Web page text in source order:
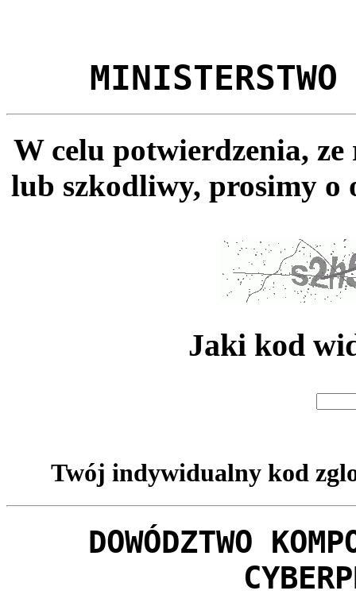
MINISTERSTWO
W celu potwierdzenia,
lub szkodliwy, prosimy o
Jaki kod
Twój indywidualny kod
DOWÓDZTWO